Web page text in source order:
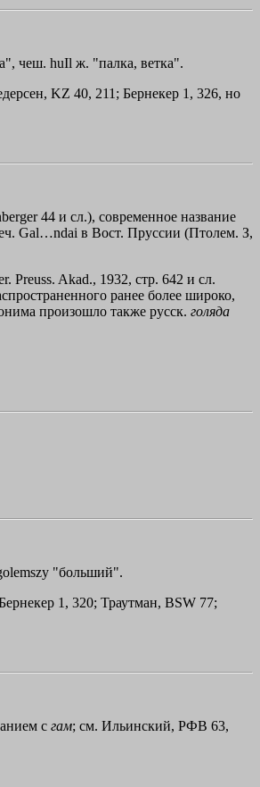
чеш. huІl ж. "палка, ветка".
KZ 40, 211; Бернекер 1, 326, но
44 и сл.), современное название
Gal…ndai в Вост. Пруссии (Птолем. З,
Preuss. Akad., 1932, стр. 642 и сл.
ранее более широко,
произошло также русск. голяда
"больший".
1, 320; Траутман, BSW 77;
с гам; см. Ильинский, РФВ 63,